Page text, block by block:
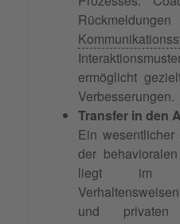
ermöglicht
Verbesserungen.
Transfer in den
Ein
der
liegt im
und